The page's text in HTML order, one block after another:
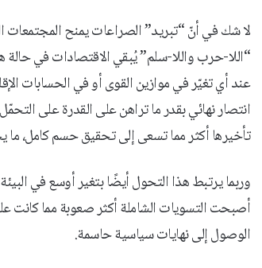
لا شك في أنّ “تبريد” الصراعات يمنح
“اللا-حرب واللا-سلم” يُبقي الاقتصادات في حالة
عند أي تغيّر في موازين القوى أو في الحسابات
انتصار نهائي بقدر ما تراهن على القدرة على
تأخيرها أكثر مما تسعى إلى تحقيق حسم كامل، ما
وربما يرتبط هذا التحول أيضًا بتغير أوسع في
أصبحت التسويات الشاملة أكثر صعوبة مما
الوصول إلى نهايات سياسية حاسمة.